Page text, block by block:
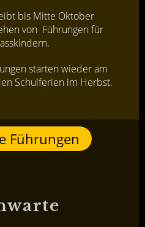
bis Mitte Oktober
von Führungen für
starten wieder am
Schulferien im Herbst.
Führungen